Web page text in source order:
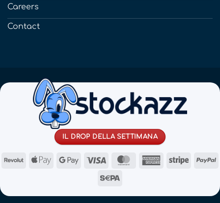
Careers
Contact
IL DROP DELLA SETTIMANA
RevolutApple GoogleVisa MasterCardAmericanStripe